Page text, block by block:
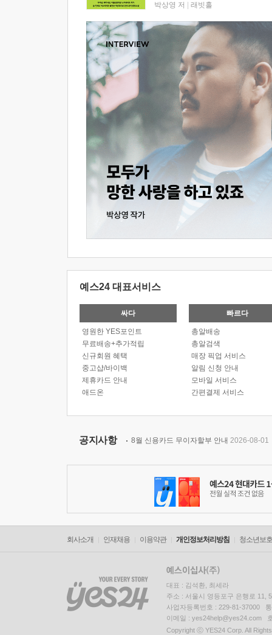
박상영 저 래빗홀
예스24 대표서비스
싸다
영원한 YES포인트
무료배송+추가적립
신규회원 혜택
중고샵/바이백
제휴카드 안내
애드온
빠르다
총알배송
총알검색
매장 픽업 서비스
알림 신청 안내
모바일 서비스
간편결제 서비스
공지사항 8월 신용카드 무이자할부 안내 2026-08-01
회사소개 인재채용 이용약관 개인정보처리방침 청소년보
대표 : 김석환, 최세라
주소 : 서울시 영등포구 은행로 11,
사업자등록번호 : 229-81-37000
이메일 : yes24help@yes24.com
Copyright ⓒ YES24 Corp. All